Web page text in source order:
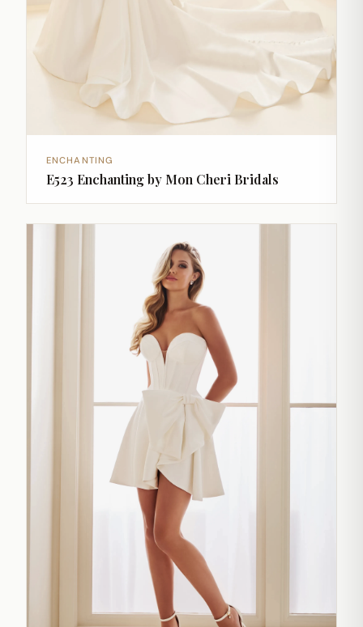
ENCHANTING
E523 Enchanting by Mon Cheri Bridals